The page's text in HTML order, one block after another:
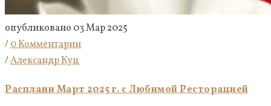
опубликовано 03 Мар 2025
/0 Комментарии
/Александр Куц
Расплани Март 2025 г. с Любимой Ресторацией